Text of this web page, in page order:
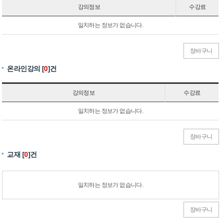
강의정보 수강료
일치하는 정보가 없습니다.
장바구니
온라인강의 [0]건
강의정보 수강료
일치하는 정보가 없습니다.
장바구니
교재 [0]건
일치하는 정보가 없습니다.
장바구니